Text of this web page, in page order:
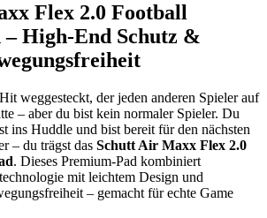
Flex 2.0 Football
– High-End Schutz &
weggesteckt, der jeden anderen Spieler auf
– aber du bist kein normaler Spieler. Du
ins Huddle und bist bereit für den nächsten
– du trägst das Schutt Air Maxx Flex 2.0
. Dieses Premium-Pad kombiniert
mit leichtem Design und
– gemacht für echte Game